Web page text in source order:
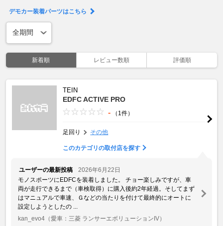
デモカー装着パーツはこちら
新着順 レビュー数順 評価順
TEIN
EDFC ACTIVE PRO
- （1件）
足回り その他
このカテゴリの取付店を探す
ユーザーの最新投稿
2026年6月22日
モノスポーツにEDFCを装着しました。 チョー楽しみですが、車
両が走行できるまで（車検取得）に購入後約2年経過。そしてまず
はマニュアルで車速、Ｇなどの当たりを付けて最終的にオートに
設定しようとしたの ...
kan_evo4 （愛車：三菱 ランサーエボリューションIV）